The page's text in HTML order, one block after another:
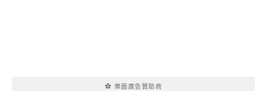
✿ 樂園廣告贊助商